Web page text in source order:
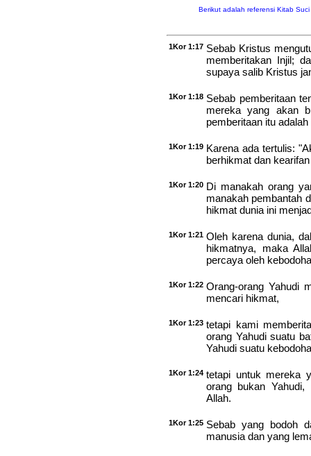
Berikut adalah referensi Kitab
1Kor 1:17 Sebab Kristus
memberitakan Injil;
supaya salib Kristus
1Kor 1:18 Sebab pemberitaan
mereka yang akan
pemberitaan itu
1Kor 1:19 Karena ada tertulis:
berhikmat dan
1Kor 1:20 Di manakah orang
manakah pembantah
hikmat dunia ini
1Kor 1:21 Oleh karena dunia,
hikmatnya, maka
percaya oleh
1Kor 1:22 Orang-orang Yahudi
mencari hikmat,
1Kor 1:23 tetapi kami
orang Yahudi suatu
Yahudi suatu
1Kor 1:24 tetapi untuk mereka
orang bukan
Allah.
1Kor 1:25 Sebab yang bodoh
manusia dan yang